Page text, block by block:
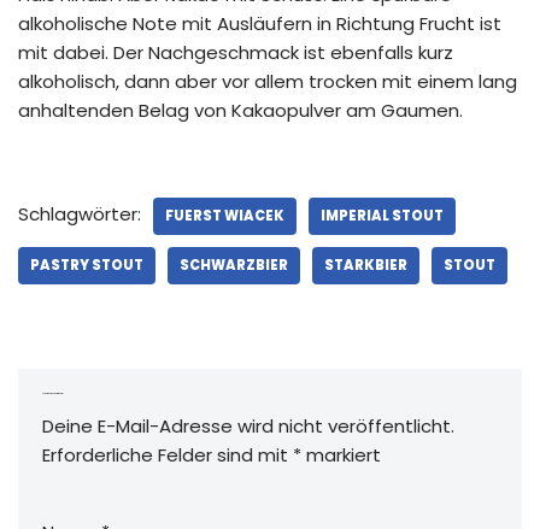
alkoholische Note mit Ausläufern in Richtung Frucht ist
mit dabei. Der Nachgeschmack ist ebenfalls kurz
alkoholisch, dann aber vor allem trocken mit einem lang
anhaltenden Belag von Kakaopulver am Gaumen.
Schlagwörter: FUERST WIACEK IMPERIAL STOUT
PASTRY STOUT SCHWARZBIER STARKBIER STOUT
Deine E-Mail-Adresse wird nicht veröffentlicht.
Erforderliche Felder sind mit *markiert